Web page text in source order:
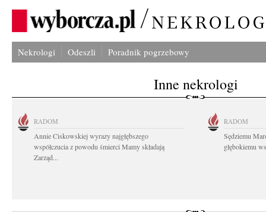
Nekrologi Odeszli Poradnik pogrzebowy
Inne nekrologi
RADOM
Annie Ciskowskiej wyrazy najgłębszego
współczucia z powodu śmierci Mamy składają
Zarząd...
RADOM
Sędziemu
głębokiemu